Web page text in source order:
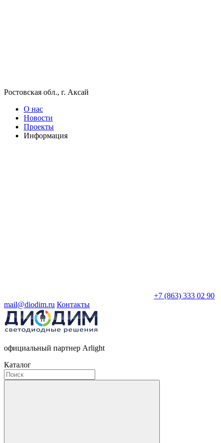
Ростовская обл., г. Аксай
О нас
Новости
Проекты
Информация
+7 (863) 333 02 90
mail@diodim.ru Контакты
официальный партнер Arlight
Каталог